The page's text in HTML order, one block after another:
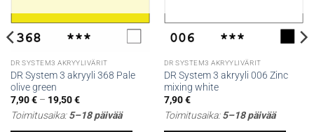
DR SYSTEM3 AKRYYLIVÄRIT
DR System 3 akryyli 368 Pale
olive green
7,90€ – 19,50€Hintaluokka:
-
Toimitusaika:5–18 päivää
DR SYSTEM3 AKRYYLIVÄRIT
DR System 3 akryyli 006 Zinc
mixing white
7,90€
Toimitusaika:5–18 päivää